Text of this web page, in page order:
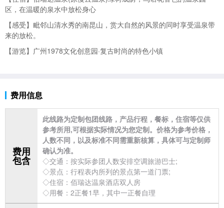
区，在温暖的泉水中放松身心
【感受】毗邻山清水秀的南昆山，赏大自然的风景的同时享受温泉带
来的放松。
【游览】 广州1978文化创意园·复古时尚的特色小镇
费用信息
费用
包含
此线路为定制包团线路，产品行程，餐标，住宿等仅供
参考所用,可根据实际情况为您定制。价格为参考价格，
人数不同，以及标准不同需重新核算，具体可与定制师
确认为准。
◇交通：按实际参团人数安排空调旅游巴士;
◇景点：行程表内所列的景点第一道门票;
◇住宿：佰瑞达温泉酒店双人房
◇用餐：2正餐1早，其中一正餐自理